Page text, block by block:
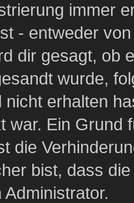
immer
- entweder
dir gesagt, ob
wurde,
nicht erhalten
war. Ein Grund
die
bist, dass